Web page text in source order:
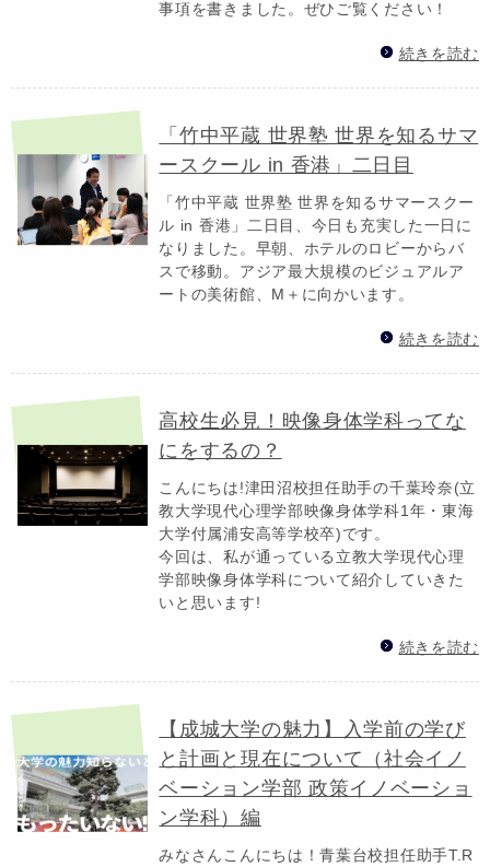
事項を書きました。ぜひご覧ください！
続きを読む
「竹中平蔵 世界塾 世界を知るサマ
ースクール in 香港」二日目
「竹中平蔵 世界塾 世界を知るサマースクー
ル in 香港」二日目、今日も充実した一日に
なりました。早朝、ホテルのロビーからバ
スで移動。アジア最大規模のビジュアルア
ートの美術館、M＋に向かいます。
続きを読む
高校生必見！映像身体学科ってな
にをするの？
こんにちは!津田沼校担任助手の千葉玲奈(立
教大学現代心理学部映像身体学科1年・東海
大学付属浦安高等学校卒)です。
今回は、私が通っている立教大学現代心理
学部映像身体学科について紹介していきた
いと思います!
続きを読む
【成城大学の魅力】入学前の学び
と計画と現在について（社会イノ
ベーション学部 政策イノベーショ
ン学科）編
みなさんこんにちは！青葉台校担任助手T.R